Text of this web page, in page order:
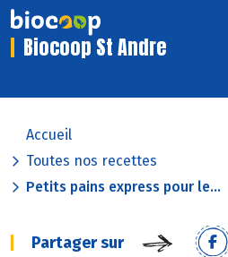
Biocoop St Andre
Accueil
Toutes nos recettes
Petits pains express pour le...
Partager sur